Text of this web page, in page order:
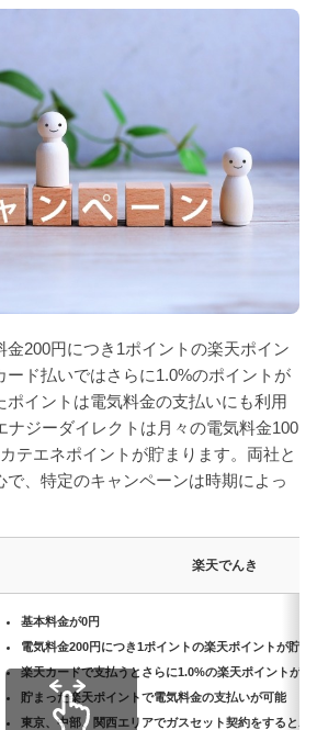
金200円につき1ポイントの楽天ポイン
ード払いではさらに1.0%のポイントが
ポイントは電気料金の支払いにも利用
ナジーダイレクトは月々の電気料金100
テエネポイントが貯まります。両社と
で、特定のキャンペーンは時期によっ
楽天でんき
基本料金が0円
電気料金200円につき1ポイントの楽天ポイントが貯ま
楽天カードで支払うとさらに1.0%の楽天ポイントが貯
貯まった楽天ポイントで電気料金の支払いが可能
東京、中部、関西エリアでガスセット契約をするとポ